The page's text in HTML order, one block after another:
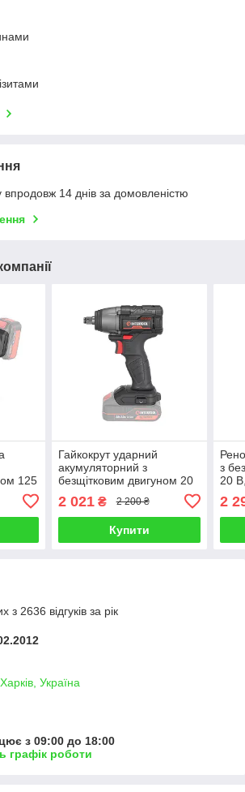
14 днів за домовленістю
125
9366
Гайкокрут ударний
акумуляторний з
безщітковим двигуном 20
В, 300 Nm, 0-2500 об/хв,
0-3000 уд/хв, 1/2", без ЗП
2 021₴ 2 200 ₴
Купити
з
20
та
2
з 2636 відгуків за рік
Україна
з 09:00 до 18:00
графік роботи